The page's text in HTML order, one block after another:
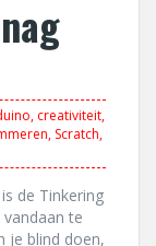
, creativiteit,
, Scratch,
de Tinkering
te
je blind doen,